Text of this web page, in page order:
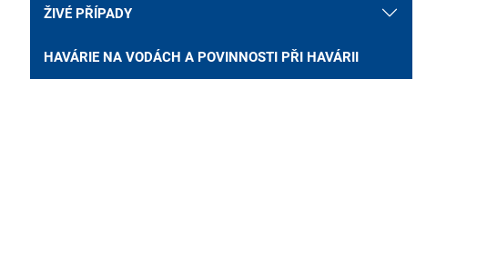
ŽIVÉ PŘÍPADY
HAVÁRIE NA VODÁCH A POVINNOSTI PŘI HAVÁRII